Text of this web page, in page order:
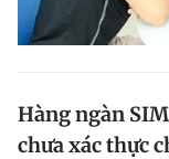
Hàng ngàn
chưa xác thực